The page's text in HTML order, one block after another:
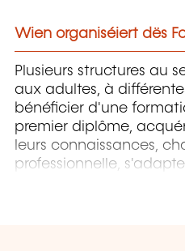
Wien organiséiert dës
Plusieurs structures au
aux adultes, à
bénéficier d'une
premier diplôme,
leurs connaissances,
professionnelle,
technologies, enrichir